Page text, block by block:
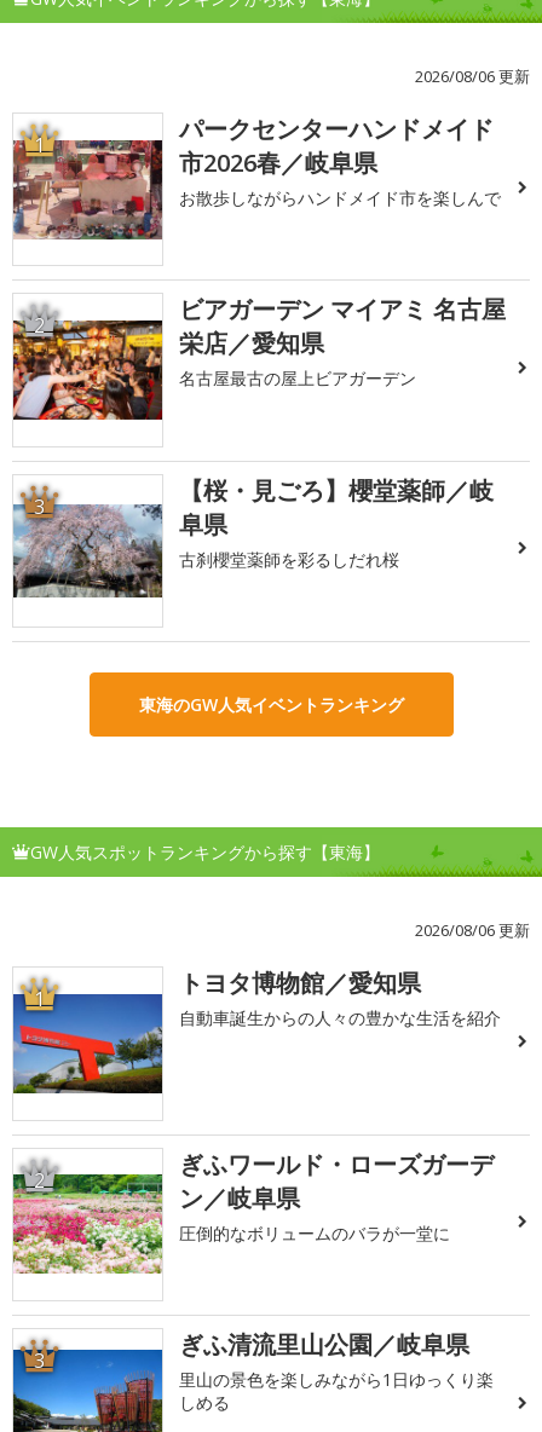
2026/08/06 更新
1
パークセンターハンドメイド
市2026春／岐阜県
お散歩しながらハンドメイド市を楽しんで
2
ビアガーデン マイアミ 名古屋
栄店／愛知県
名古屋最古の屋上ビアガーデン
3
【桜・見ごろ】櫻堂薬師／岐
阜県
古刹櫻堂薬師を彩るしだれ桜
東海のGW人気イベントランキング
GW人気スポットランキングから探す【東海】
2026/08/06 更新
1 トヨタ博物館／愛知県
自動車誕生からの人々の豊かな生活を紹介
2
ぎふワールド・ローズガーデ
ン／岐阜県
圧倒的なボリュームのバラが一堂に
3 ぎふ清流里山公園／岐阜県
里山の景色を楽しみながら1日ゆっくり楽
しめる